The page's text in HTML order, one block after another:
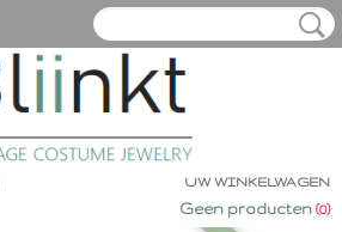
UW WINKELWAGEN
Geen producten (0)